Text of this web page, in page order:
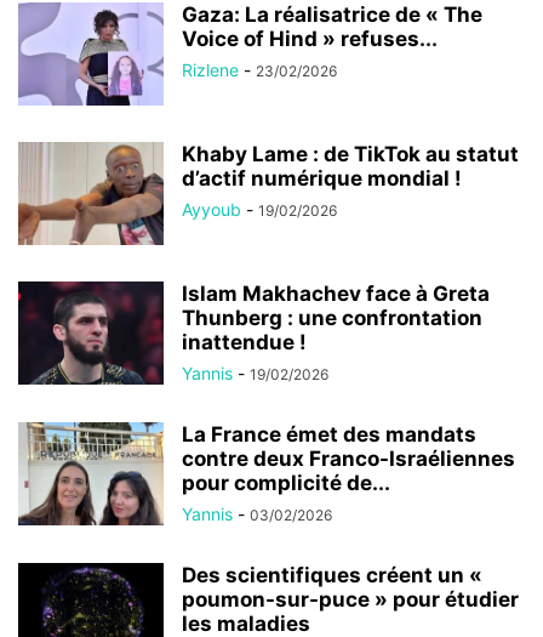
Gaza: La réalisatrice de « The
Voice of Hind » refuses...
Rizlene - 23/02/2026
Khaby Lame : de TikTok au statut
d’actif numérique mondial !
Ayyoub - 19/02/2026
Islam Makhachev face à Greta
Thunberg : une confrontation
inattendue !
Yannis - 19/02/2026
La France émet des mandats
contre deux Franco-Israéliennes
pour complicité de...
Yannis - 03/02/2026
Des scientifiques créent un «
poumon-sur-puce » pour étudier
les maladies